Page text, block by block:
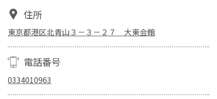
住所
東京都港区北青山３－３－２７ 大東会館
電話番号
0334010963